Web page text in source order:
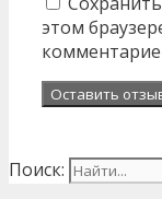
этом
Поиск: